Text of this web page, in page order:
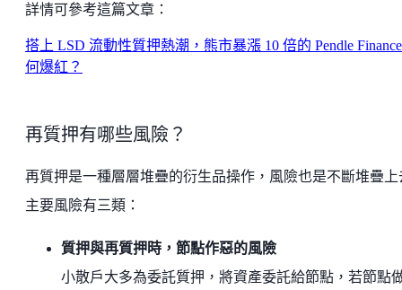
詳情可參考這篇文章：
搭上 LSD 流動性質押熱潮，熊市暴漲 10 倍的 Pendle
何爆紅？
再質押有哪些風險？
再質押是一種層層堆疊的衍生品操作，風險也是不斷堆疊上
主要風險有三類：
質押與再質押時，節點作惡的風險
小散戶大多為委託質押，將資產委託給節點，若節點